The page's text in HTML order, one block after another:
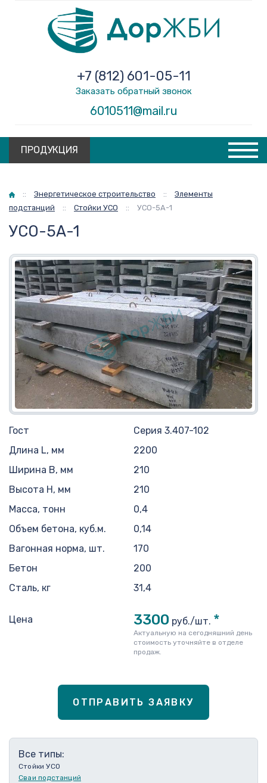
6010511@mail.ru
+7 (812) 601-05-11
Заказать обратный звонок
ПРОДУКЦИЯ
Главная
:: Энергетическое строительство ::
Элементы
подстанций
:: Стойки УСО :: УСО-5А-1
УСО-5А-1
Гост
Серия 3.407-102
Длина L, мм
2200
Ширина B, мм
210
Высота H, мм
210
Масса, тонн
0,4
Объем бетона, куб.м.
0,14
Вагонная норма, шт.
170
Бетон
200
Сталь, кг
31,4
Цена 3300 руб./шт. *
Актуальную на сегодняшний день
стоимость уточняйте в отделе
продаж.
ОТПРАВИТЬ ЗАЯВКУ
Все типы:
Стойки УСО
Сваи подстанций